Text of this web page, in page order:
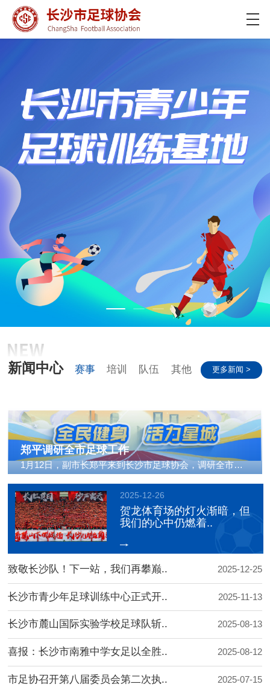
新闻中心 赛事 培训 队伍 其他 更多新闻 >
郑平调研全市足球工作
1月12日，副市长郑平来到长沙市足球协会，调研全市足球..
2025-12-26
贺龙体育场的灯火渐暗，但
我们的心中仍燃着..
致敬长沙队！下一站，我们再攀巅.. 2025-12-25
长沙市青少年足球训练中心正式开.. 2025-11-13
长沙市麓山国际实验学校足球队斩.. 2025-08-13
喜报：长沙市南雅中学女足以全胜.. 2025-08-12
市足协召开第八届委员会第二次执.. 2025-07-15